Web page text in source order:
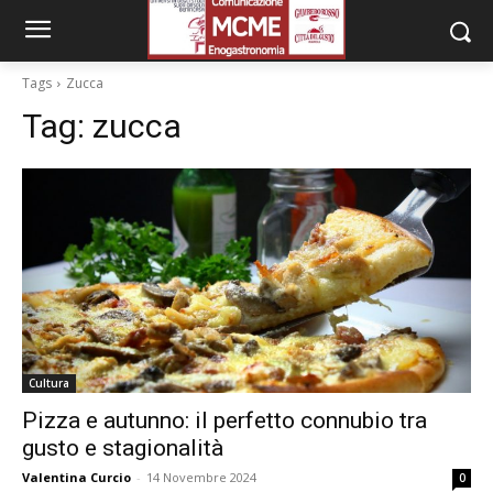
Tags Zucca
Tag: zucca
Cultura
Pizza e autunno: il perfetto connubio tra
gusto e stagionalità
Valentina Curcio - 14 Novembre 2024 0